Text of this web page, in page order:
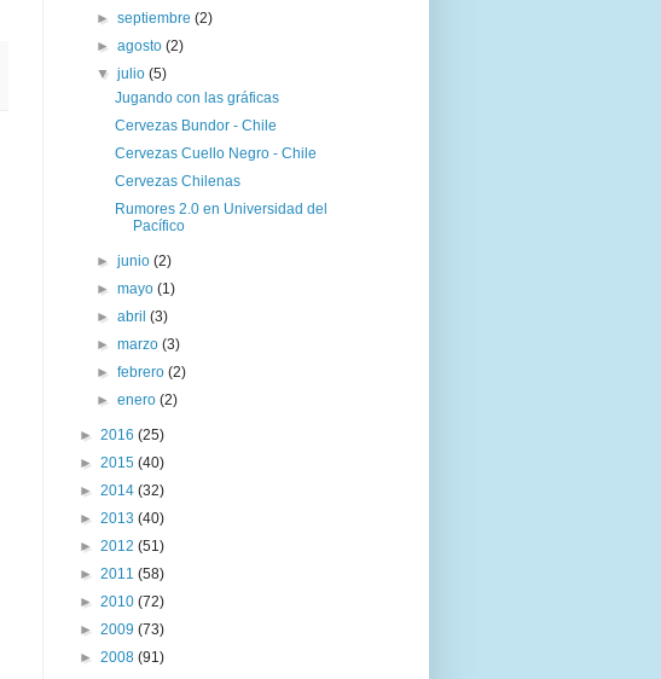
►septiembre(2)
►agosto(2)
▼julio(5)
Jugando con las gráficas
Cervezas Bundor - Chile
Cervezas Cuello Negro - Chile
Cervezas Chilenas
Rumores 2.0 en Universidad del
Pacífico
►junio(2)
►mayo(1)
►abril(3)
►marzo(3)
►febrero(2)
►enero(2)
► 2016 (25)
► 2015 (40)
► 2014 (32)
► 2013 (40)
► 2012 (51)
► 2011 (58)
► 2010 (72)
► 2009 (73)
► 2008 (91)